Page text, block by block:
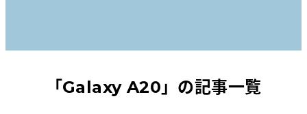
Tabletから探す
「Galaxy A20 」の記事一覧